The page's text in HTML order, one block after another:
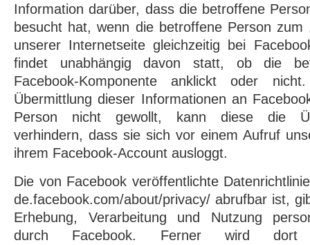
Information darüber, dass die betroffene
besucht hat, wenn die betroffene Person zum
unserer Internetseite gleichzeitig bei
findet unabhängig davon statt, ob die
Facebook-Komponente anklickt oder
Übermittlung dieser Informationen an
Person nicht gewollt, kann diese die
verhindern, dass sie sich vor einem Aufruf
ihrem Facebook-Account ausloggt.
Die von Facebook veröffentlichte
de.facebook.com/about/privacy/ abrufbar ist,
Erhebung, Verarbeitung und Nutzung
durch Facebook. Ferner wird dort